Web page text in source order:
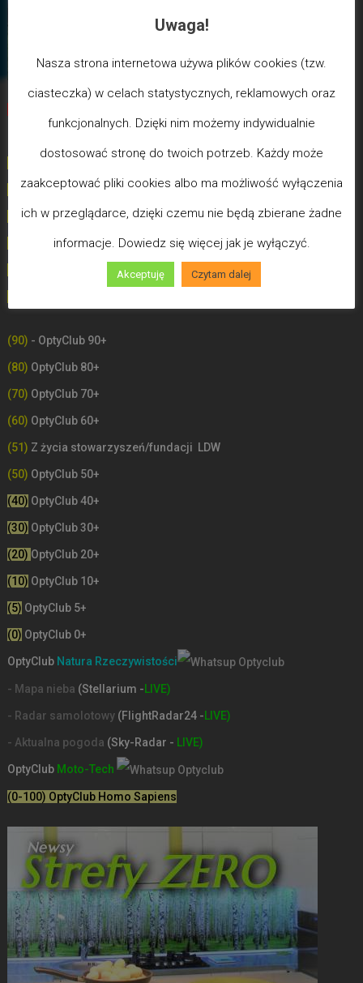
(100) - Bóg/Duch istnieje / JA JESTEM
(99)-Poziom poświęceń LDW
(98)- Poziom Miłości
- Poziom Mądrości
- Poziom Zdrowia (Uzdrowień)
(90) - OptyClub 90+
(80) OptyClub 80+
(70) OptyClub 70+
(60) OptyClub 60+
(51) Z życia stowarzyszeń/fundacji LDW
(50) OptyClub 50+
(40) OptyClub 40+
(30) OptyClub 30+
(20) OptyClub 20+
(10) OptyClub 10+
(5) OptyClub 5+
(0) OptyClub 0+
OptyClub Natura Rzeczywistości
- Mapa nieba (Stellarium -LIVE)
- Radar samolotowy (FlightRadar24 -LIVE)
- Aktualna pogoda (Sky-Radar - LIVE)
OptyClub Moto-Tech
(0-100) OptyClub Homo Sapiens
Uwaga!
Nasza strona internetowa używa plików cookies (tzw.
ciasteczka) w celach statystycznych, reklamowych oraz
funkcjonalnych. Dzięki nim możemy indywidualnie
dostosować stronę do twoich potrzeb. Każdy może
zaakceptować pliki cookies albo ma możliwość wyłączenia
ich w przeglądarce, dzięki czemu nie będą zbierane żadne
informacje. Dowiedz się więcej jak je wyłączyć.
Akceptuję Czytam dalej